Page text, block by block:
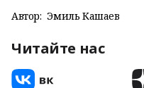
Автор: Эмиль Кашаев
Читайте нас